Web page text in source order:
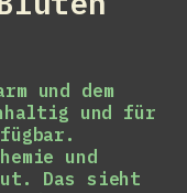
und dem
und für
und
Das sieht